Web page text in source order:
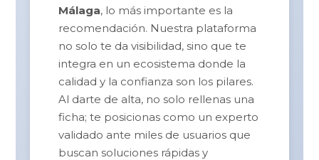
Málaga, lo más importante es la
recomendación. Nuestra plataforma
no solo te da visibilidad, sino que te
integra en un ecosistema donde la
calidad y la confianza son los pilares.
Al darte de alta, no solo rellenas una
ficha; te posicionas como un experto
validado ante miles de usuarios que
buscan soluciones rápidas y